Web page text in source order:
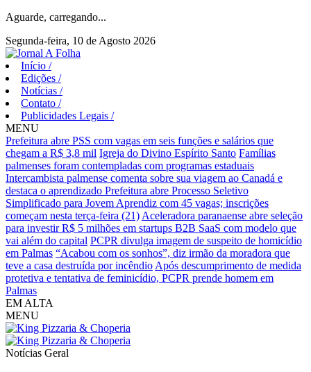
Aguarde, carregando...
Segunda-feira, 10 de Agosto 2026
Início /
Edições /
Notícias /
Contato /
Publicidades Legais /
MENU
Prefeitura abre PSS com vagas em seis funções e salários que
chegam a R$ 3,8 mil Igreja do Divino Espírito Santo Famílias
palmenses foram contempladas com programas estaduais
Intercambista palmense comenta sobre sua viagem ao Canadá e
destaca o aprendizado Prefeitura abre Processo Seletivo
Simplificado para Jovem Aprendiz com 45 vagas; inscrições
começam nesta terça-feira (21) Aceleradora paranaense abre seleção
para investir R$ 5 milhões em startups B2B SaaS com modelo que
vai além do capital PCPR divulga imagem de suspeito de homicídio
em Palmas “Acabou com os sonhos”, diz irmão da moradora que
teve a casa destruída por incêndio Após descumprimento de medida
protetiva e tentativa de feminicídio, PCPR prende homem em
Palmas
EM ALTA
MENU
Notícias Geral